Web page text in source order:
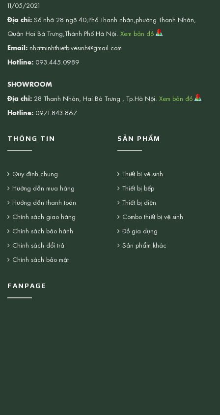
11/05/2021
Địa chỉ: Số nhà 28 ngõ 40,Phố Thanh nhàn,phường Thanh Nhàn,
Quận Hai Bà Trưng,Thành Phố Hà Nội. Xem bản đồ
Email: nhatminhthietbivesinh@gmail.com
Hotline: 093.445.0989
SHOWROOM
Địa chỉ: 28 Thanh Nhàn, Hai Bà Trưng , Tp.Hà Nội. Xem bản đồ
Hotline: 0971.843.867
THÔNG TIN
Quy định chung
Hướng dẫn mua hàng
Hướng dẫn thanh toán
Chính sách giao hàng
Chính sách bảo hành
Chính sách đổi trả
Chính sách bảo mật
SẢN PHẨM
Thiết bị vệ sinh
Thiết bị bếp
Thiết bị điện
Combo thiết bị vệ sinh
Đồ gia dụng
Sản phẩm khác
FANPAGE